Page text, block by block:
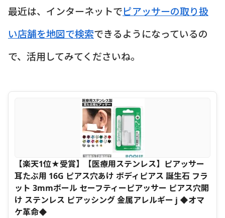
最近は、インターネットでピアッサーの取り扱
い店舗を地図で検索できるようになっているの
で、活用してみてくださいね。
【楽天1位★受賞】【医療用ステンレス】ピアッサー
耳たぶ用 16G ピアス穴あけ ボディピアス 誕生石 フラ
ット 3mmボール セーフティーピアッサー ピアス穴開
け ステンレス ピアッシング 金属アレルギー j ◆オマ
ケ革命◆